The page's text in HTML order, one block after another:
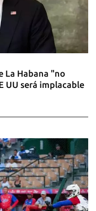
La Habana "no
UU será implacable